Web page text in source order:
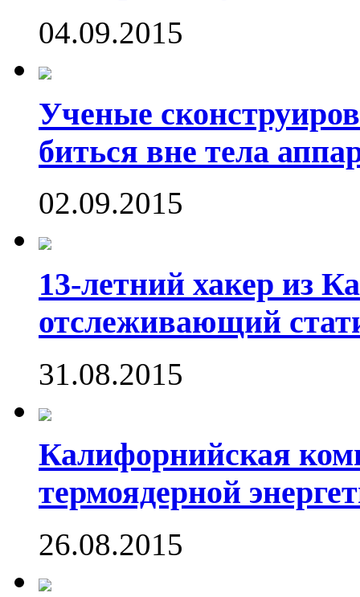
04.09.2015
Ученые
биться вне тела
02.09.2015
13-летний хакер из
отслеживающий
31.08.2015
Калифорнийская
термоядерной
26.08.2015